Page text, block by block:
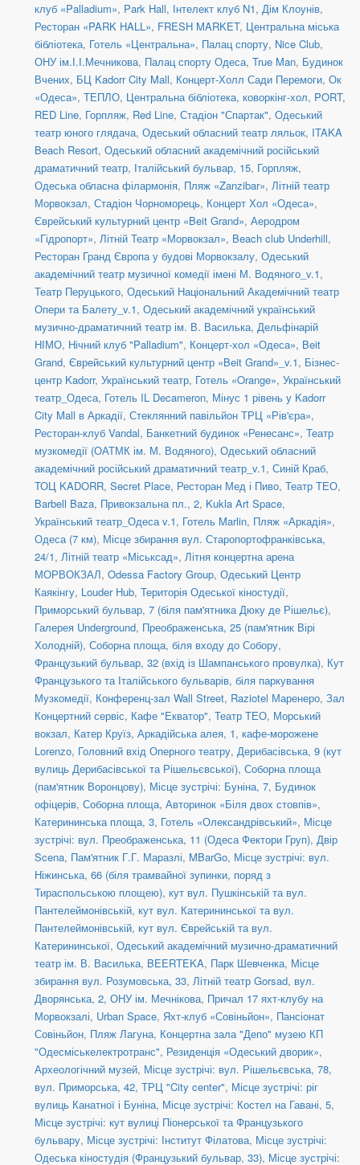
клуб «Palladium», Park Hall, Інтелект клуб N1, Дім Клоунів,
Ресторан «PARK HALL», FRESH MARKET, Центральна міська
бібліотека, Готель «Центральна», Палац спорту, Nice Club,
ОНУ ім.І.І.Мечникова, Палац спорту Одеса, True Man, Будинок
Вчених, БЦ Kadorr City Mall, Концерт-Холл Сади Перемоги, Ок
«Одеса», ТЕПЛО, Центральна бібліотека, коворкінг-хол, PORT,
RED Line, Горпляж, Red Line, Стадіон "Спартак", Одеський
театр юного глядача, Одеський обласний театр ляльок, ITAKA
Beach Resort, Одеський обласний академічний російський
драматичний театр, Італійський бульвар, 15, Горпляж,
Одеська обласна філармонія, Пляж «Zanzibar», Літній театр
Морвокзал, Стадіон Чорноморець, Концерт Хол «Одеса»,
Єврейський культурний центр «Beit Grand», Аеродром
«Гідропорт», Літній Театр «Морвокзал», Beach club Underhill,
Ресторан Гранд Європа у будові Морвокзалу, Одеський
академічний театр музичної комедії імені М. Водяного_v.1,
Театр Перуцького, Одеський Національний Академічний театр
Опери та Балету_v.1, Одеський академічний український
музично-драматичний театр ім. В. Василька, Дельфінарій
НІМО, Нічний клуб "Palladium", Концерт-хол «Одеса», Beit
Grand, Єврейський культурний центр «Beit Grand»_v.1, Бізнес-
центр Kadorr, Український театр, Готель «Orange», Український
театр_Одеса, Готель IL Decameron, Мінус 1 рівень у Kadorr
City Mall в Аркадії, Стеклянний павільйон ТРЦ «Рів'єра»,
Ресторан-клуб Vandal, Банкетний будинок «Ренесанс», Театр
музкомедії (ОАТМК ім. М. Водяного), Одеський обласний
академічний російський драматичний театр_v.1, Синій Краб,
ТОЦ KADORR, Secret Place, Ресторан Мед і Пиво, Театр ТЕО,
Barbell Baza, Привокзальна пл., 2, Kukla Art Space,
Український театр_Одеса v.1, Готель Marlin, Пляж «Аркадія»,
Одеса (7 км), Місце збирання вул. Старопортофранківська,
24/1, Літній театр «Міськсад», Літня концертна арена
МОРВОКЗАЛ, Odessa Factory Group, Одеський Центр
Каякінгу, Louder Hub, Територія Одеської кіностудії,
Приморський бульвар, 7 (біля пам'ятника Дюку де Рішельє),
Галерея Underground, Преображенська, 25 (пам'ятник Вірі
Холодній), Соборна площа, біля входу до Собору,
Французький бульвар, 32 (вхід із Шампанського провулка), Кут
Французького та Італійського бульварів, біля паркування
Музкомедії, Конференц-зал Wall Street, Raziotel Маренеро, Зал
Концертний сервіс, Кафе "Екватор", Театр ТЕО, Морський
вокзал, Катер Круїз, Аркадійська алея, 1, кафе-морожене
Lorenzo, Головний вхід Оперного театру, Дерибасівська, 9 (кут
вулиць Дерибасівської та Рішельєвської), Соборна площа
(пам'ятник Воронцову), Місце зустрічі: Буніна, 7, Будинок
офіцерів, Соборна площа, Авторинок «Біля двох стовпів»,
Катерининська площа, 3, Готель «Олександрівський», Місце
зустрічі: вул. Преображенська, 11 (Одеса Фектори Груп), Двір
Scena, Пам'ятник Г.Г. Маразлі, MBarGo, Місце зустрічі: вул.
Ніжинська, 66 (біля трамвайної зупинки, поряд з
Тираспольською площею), кут вул. Пушкінській та вул.
Пантелеймонівській, кут вул. Катерининської та вул.
Пантелеймонівській, кут вул. Єврейській та вул.
Катерининської, Одеський академічний музично-драматичний
театр ім. В. Василька, BEERTEKA, Парк Шевченка, Місце
збирання вул. Розумовська, 33, Літній театр Gorsad, вул.
Дворянська, 2, ОНУ ім. Мечнікова, Причал 17 яхт-клубу на
Морвокзалі, Urban Space, Яхт-клуб «Совіньйон», Пансіонат
Совіньйон, Пляж Лагуна, Концертна зала "Депо" музею КП
"Одесміськелектротранс", Резиденція «Одеський дворик»,
Археологічний музей, Місце зустрічі: вул. Рішельєвська, 78,
вул. Приморська, 42, ТРЦ "City center", Місце зустрічі: ріг
вулиць Канатної і Буніна, Місце зустрічі: Костел на Гавані, 5,
Місце зустрічі: кут вулиці Піонерської та Французького
бульвару, Місце зустрічі: Інститут Філатова, Місце зустрічі:
Одеська кіностудія (Французький бульвар, 33), Місце зустрічі: